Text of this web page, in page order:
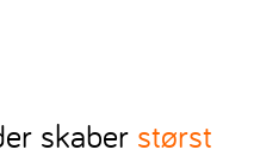
skaber størst